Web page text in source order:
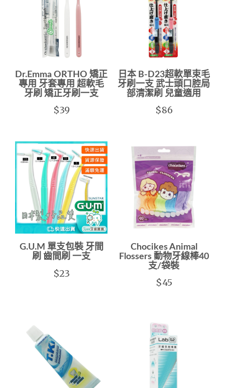
Dr.Emma ORTHO 矯正
專用 牙套專用 超軟毛
牙刷 矯正牙刷一支
$39
日本 B-D23超軟單束毛
牙刷一支 武士頭口腔局
部清潔刷 兒童適用
$86
G.U.M 單支包裝 牙間
刷 齒間刷 一支
$23
Chocikes Animal
Flossers 動物牙線棒40
支/袋裝
$45